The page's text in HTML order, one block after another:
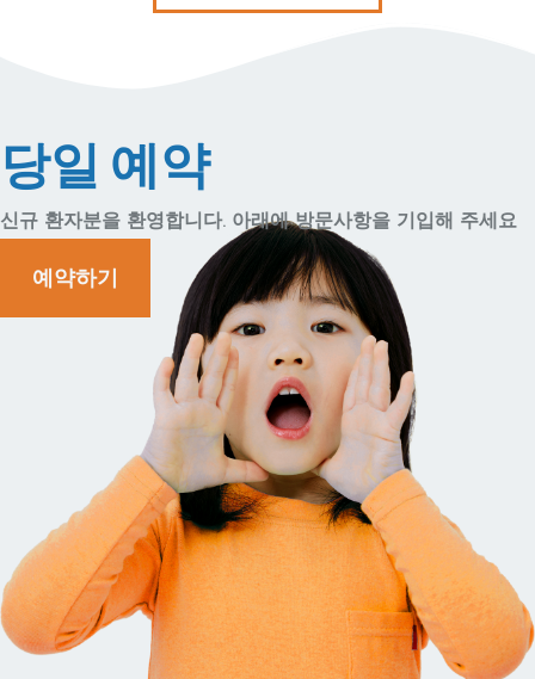
당일 예약
신규 환자분을 환영합니다. 아래에 방문사항을 기입해 주세요
예약하기